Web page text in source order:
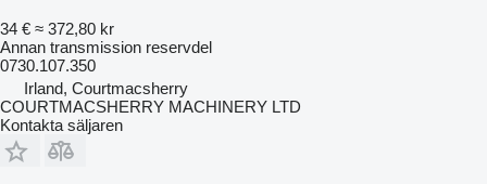
34 € ≈ 372,80 kr
Annan transmission reservdel
0730.107.350
Irland, Courtmacsherry
COURTMACSHERRY MACHINERY LTD
Kontakta säljaren